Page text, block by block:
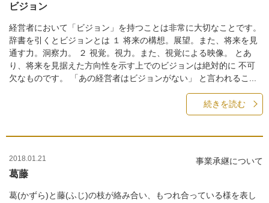
ビジョン
経営者において「ビジョン」を持つことは非常に大切なことです。
辞書を引くとビジョンとは １ 将来の構想。展望。また、将来を見
通す力。洞察力。 ２ 視覚。視力。また、視覚による映像。 とあ
り、将来を見据えた方向性を示す上でのビジョンは絶対的に 不可
欠なものです。 「あの経営者はビジョンがない」 と言われるこ...
続きを読む
2018.01.21 事業承継について
葛藤
葛(かずら)と藤(ふじ)の枝が絡み合い、もつれ合っている様を表し